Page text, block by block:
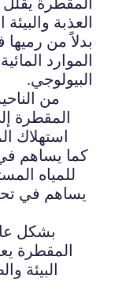
العذبة
بدلاً من
الموارد
البيولوجي.
من
المقطرة
استهلاك
كما يساهم
للمياه
يساهم في
بشكل
المقطرة
البيئة